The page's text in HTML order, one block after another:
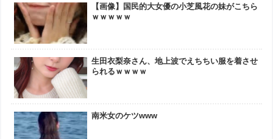
【画像】国民的大女優の小芝風花の妹がこちら
ｗｗｗｗｗ
生田衣梨奈さん、地上波でえちちい服を着させ
られるｗｗｗｗ
南米女のケツwww